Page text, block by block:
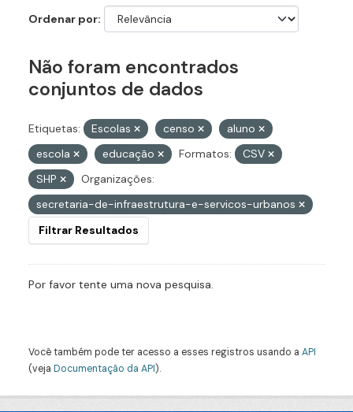
Ordenar por
Não foram encontrados
conjuntos de dados
Etiquetas: Escolas censo
aluno
escola
educação Formatos:
CSV
SHP
Organizações:
secretaria-de-infraestrutura-e-servicos-urbanos
Filtrar Resultados
Por favor tente uma nova pesquisa.
Você também pode ter acesso a esses registros usando a API
(veja Documentação da API).